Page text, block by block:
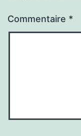
Commentaire *